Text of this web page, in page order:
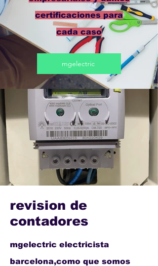
certificaciones para
cada caso
mgelectric
revision de
contadores
mgelectric electricista
barcelona,como que somos